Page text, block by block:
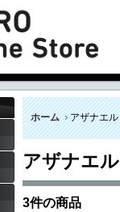
ホーム アザナエル
アザナエル
3件の商品